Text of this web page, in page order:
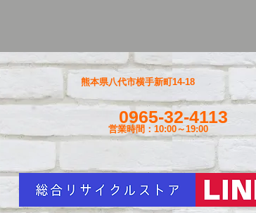
0965-32-4113
営業時間：10:00～19:00
熊本県八代市横手新町14-18